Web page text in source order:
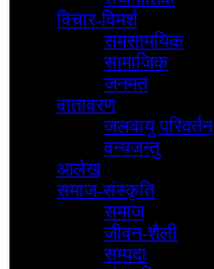
विचार-विमर्श
समसामयिक
सामाजिक
जनमत
वातावरण
जलवायु परिवर्तन
वन्यजन्तु
आलेख
समाज-संस्कृति
समाज
जीवन-शैली
सम्पदा